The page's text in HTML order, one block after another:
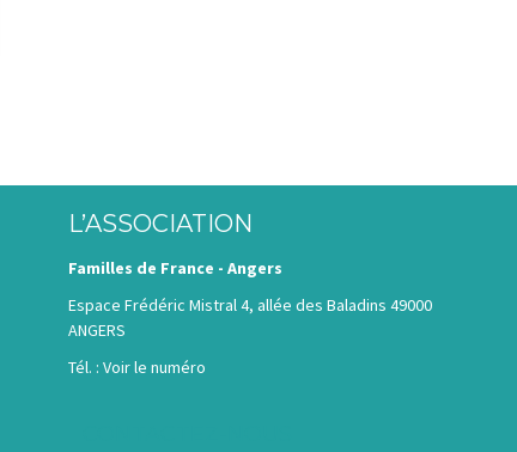
L’ASSOCIATION
Familles de France - Angers
Espace Frédéric Mistral 4, allée des Baladins 49000
ANGERS
Tél. : Voir le numéro